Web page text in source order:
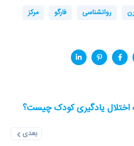
روانشناسی فارگو
مرکز
یادگیری کودک چیست؟
بعدی